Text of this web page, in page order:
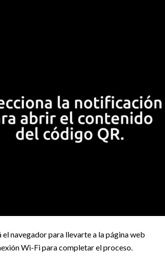
navegador para llevarte a la página web
Wi-Fi para completar el proceso.